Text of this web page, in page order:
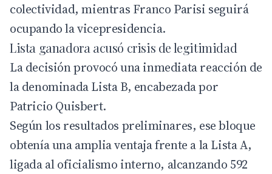
colectividad, mientras Franco Parisi seguirá
ocupando la vicepresidencia.
Lista ganadora acusó crisis de legitimidad
La decisión provocó una inmediata reacción de
la denominada Lista B, encabezada por
Patricio Quisbert.
Según los resultados preliminares, ese bloque
obtenía una amplia ventaja frente a la Lista A,
ligada al oficialismo interno, alcanzando 592